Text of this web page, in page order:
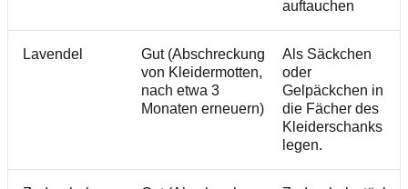
auftauchen
Lavendel
Gut (Abschreckung
von Kleidermotten,
nach etwa 3
Monaten erneuern)
Als Säckchen
oder
Gelpäckchen in
die Fächer des
Kleiderschanks
legen.